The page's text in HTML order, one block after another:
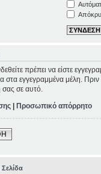
πρέπει να είστε
στα εγγεγραμμένα μέλη. Πριν
σε αυτό.
|Προσωπικό απόρρητο